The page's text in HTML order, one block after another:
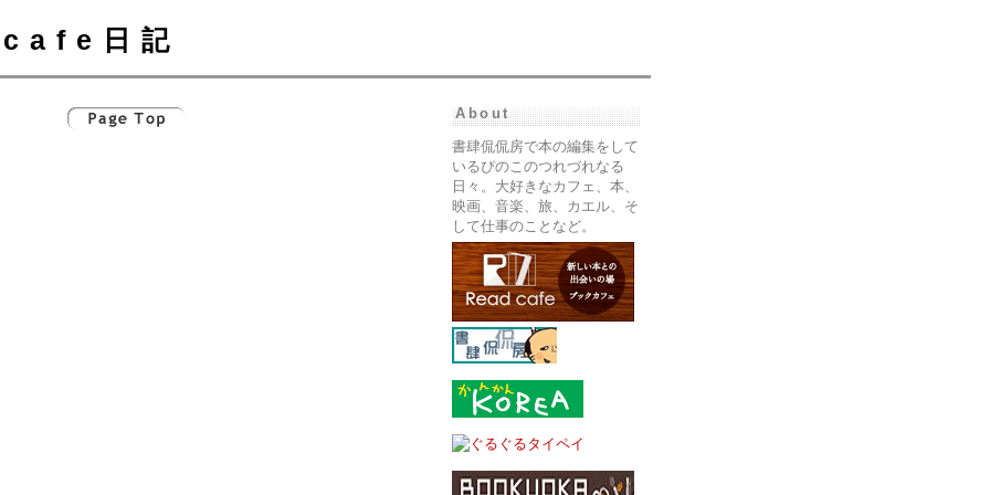
cafe日記
About
書肆侃侃房で本の編集をして
いるぴのこのつれづれなる
日々。大好きなカフェ、本、
映画、音楽、旅、カエル、そ
して仕事のことなど。